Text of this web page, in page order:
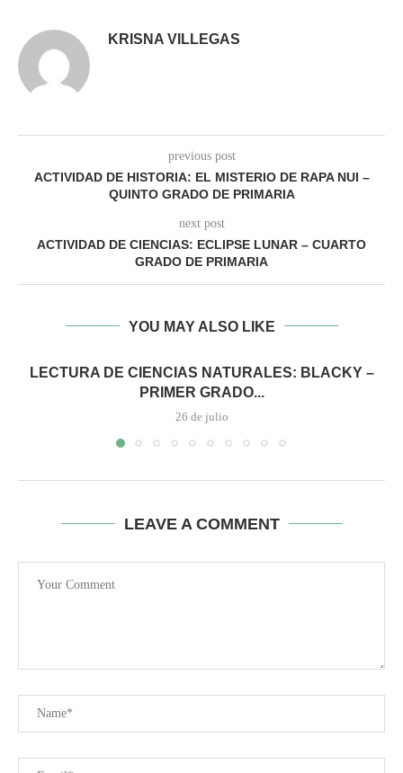
KRISNA VILLEGAS
previous post
ACTIVIDAD DE HISTORIA: EL MISTERIO DE RAPA NUI –
QUINTO GRADO DE PRIMARIA
next post
ACTIVIDAD DE CIENCIAS: ECLIPSE LUNAR – CUARTO
GRADO DE PRIMARIA
YOU MAY ALSO LIKE
LECTURA DE CIENCIAS NATURALES: BLACKY –
PRIMER GRADO...
26 de julio
LEAVE A COMMENT